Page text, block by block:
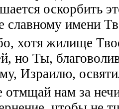
оскорбить
славному имени
хотя жилище
но Ты,
Израилю,
нам за